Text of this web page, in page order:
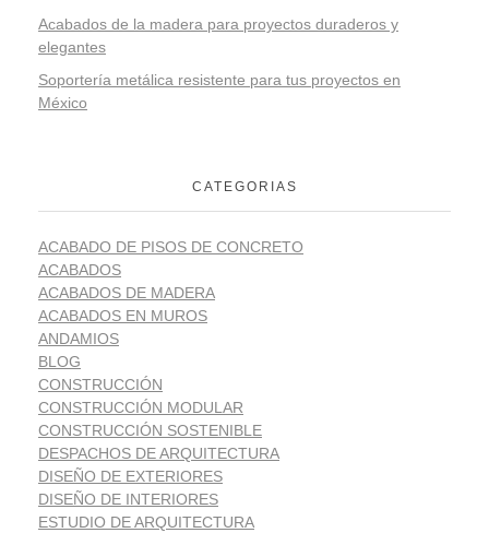
Acabados de la madera para proyectos duraderos y
elegantes
Soportería metálica resistente para tus proyectos en
México
CATEGORIAS
ACABADO DE PISOS DE CONCRETO
ACABADOS
ACABADOS DE MADERA
ACABADOS EN MUROS
ANDAMIOS
BLOG
CONSTRUCCIÓN
CONSTRUCCIÓN MODULAR
CONSTRUCCIÓN SOSTENIBLE
DESPACHOS DE ARQUITECTURA
DISEÑO DE EXTERIORES
DISEÑO DE INTERIORES
ESTUDIO DE ARQUITECTURA